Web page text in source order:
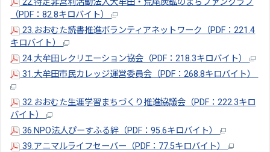
（PDF：82.8キロバイト）
23.おおむた読書推進ボランティアネットワーク（PDF：221.4
キロバイト）
24.大牟田レクリエーション協会（PDF：218.3キロバイト）
31.大牟田市民カレッジ運営委員会（PDF：268.8キロバイト）
32.おおむた生涯学習まちづくり推進協議会（PDF：222.3キロ
バイト）
36.NPO法人ぴーすふる絆（PDF：95.6キロバイト）
39.アニマルライフセーバー（PDF：77.5キロバイト）